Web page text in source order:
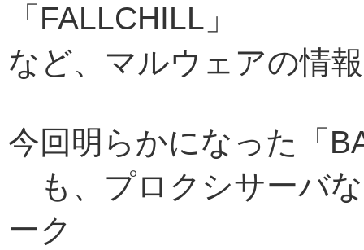
「FALLCHILL」
など、マルウェアの情
今回明らかになった「
も、プロクシサーバ
ーク